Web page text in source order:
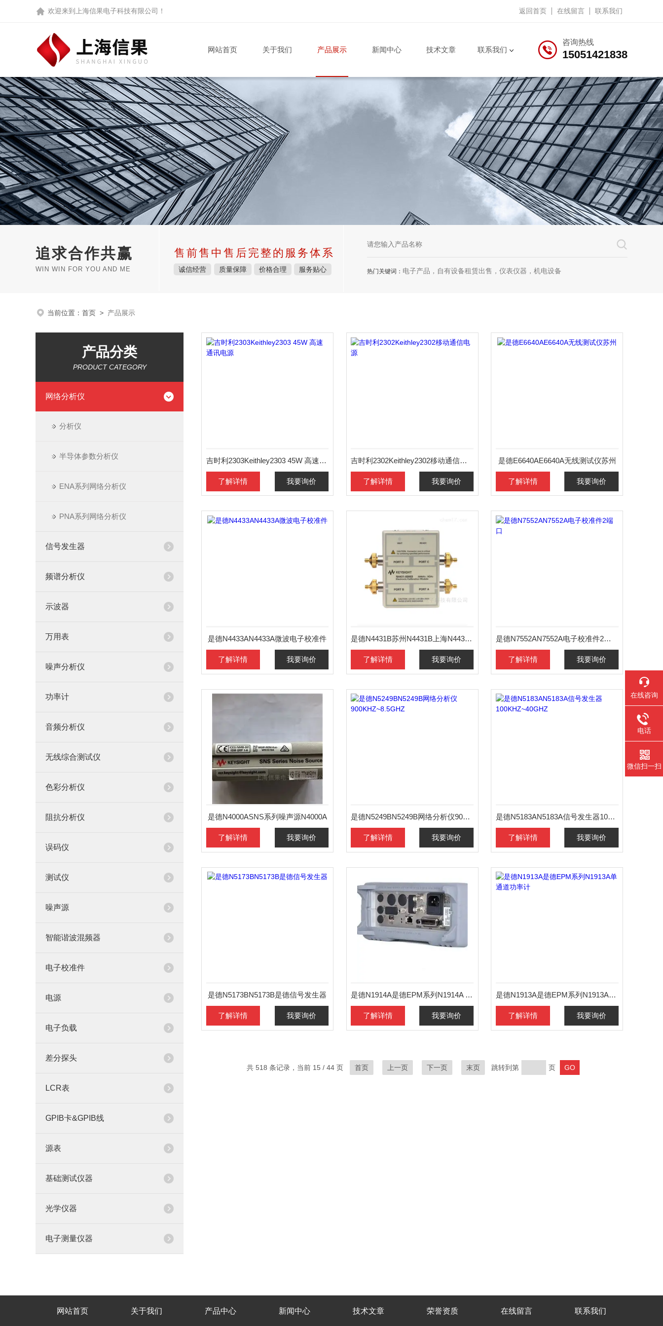
欢迎来到 上海信果电子科技有限公司 ！ 返回首页 在线留言 联系我们
咨询热线
15051421838
网站首页 关于我们 产品展示 新闻中心 技术文章 联系我们
追求合作共赢
WIN WIN FOR YOU AND ME
售前售中售后完整的服务体系
诚信经营 质量保障 价格合理 服务贴心 热门关键词： 电子产品，自有设备租赁出售，仪表仪器，机电设备
当前位置： 首页 > 产品展示
产品分类
PRODUCT CATEGORY
网络分析仪
分析仪
半导体参数分析仪
ENA系列网络分析仪
PNA系列网络分析仪
信号发生器
频谱分析仪
示波器
万用表
噪声分析仪
功率计
音频分析仪
无线综合测试仪
色彩分析仪
阻抗分析仪
误码仪
测试仪
噪声源
智能谐波混频器
电子校准件
电源
电子负载
差分探头
LCR表
GPIB卡&GPIB线
源表
基础测试仪器
光学仪器
电子测量仪器
吉时利2303Keithley2303 45W 高速通讯电源
了解详情 我要询价
吉时利2302Keithley2302移动通信电源
了解详情 我要询价
是德E6640AE6640A无线测试仪苏州
了解详情 我要询价
是德N4433AN4433A微波电子校准件
了解详情 我要询价
是德N4431B苏州N4431B上海N4431B南京N4431B电子校准件
了解详情 我要询价
是德N7552AN7552A电子校准件2端口
了解详情 我要询价
是德N4000ASNS系列噪声源N4000A
了解详情 我要询价
是德N5249BN5249B网络分析仪900KHZ~8.5GHZ
了解详情 我要询价
是德N5183AN5183A信号发生器100KHZ~40GHZ
了解详情 我要询价
是德N5173BN5173B是德信号发生器
了解详情 我要询价
是德N1914A是德EPM系列N1914A 双通道功率计
了解详情 我要询价
是德N1913A是德EPM系列N1913A单通道功率计
了解详情 我要询价
共 518 条记录，当前 15 / 44 页 首页 上一页 下一页 末页 跳转到第 页
网站首页 关于我们 产品中心 新闻中心 技术文章 荣誉资质 在线留言 联系我们
在线咨询
电话
微信扫一扫